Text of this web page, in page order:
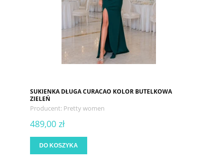
SUKIENKA DŁUGA CURACAO KOLOR BUTELKOWA
ZIELEŃ
Producent: Pretty women
489,00 zł
DO KOSZYKA